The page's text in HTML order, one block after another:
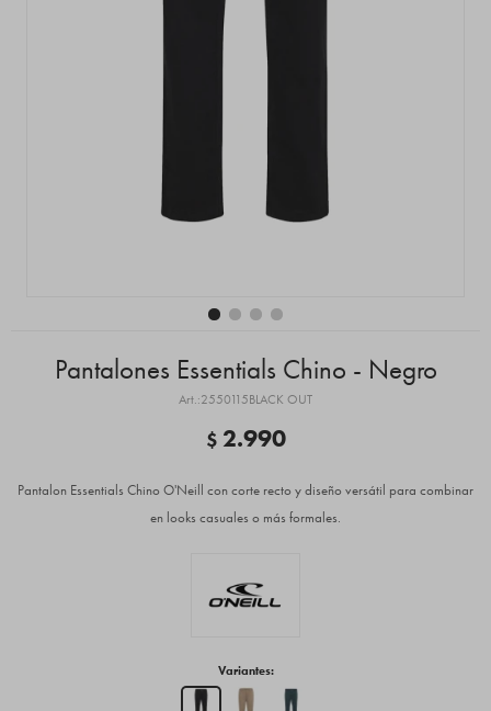
Pantalones Essentials Chino - Negro
2550115BLACK OUT
$ 2.990
Pantalon Essentials Chino O'Neill con corte recto y diseño versátil para combinar
en looks casuales o más formales.
Variantes: